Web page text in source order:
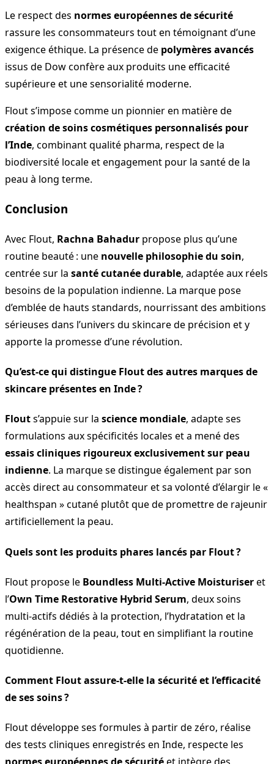
Le respect des normes européennes de sécurité
rassure les consommateurs tout en témoignant d’une
exigence éthique. La présence de polymères avancés
issus de Dow confère aux produits une efficacité
supérieure et une sensorialité moderne.
Flout s’impose comme un pionnier en matière de
création de soins cosmétiques personnalisés pour
l’Inde, combinant qualité pharma, respect de la
biodiversité locale et engagement pour la santé de la
peau à long terme.
Conclusion
Avec Flout, Rachna Bahadur propose plus qu’une
routine beauté : une nouvelle philosophie du soin,
centrée sur la santé cutanée durable, adaptée aux réels
besoins de la population indienne. La marque pose
d’emblée de hauts standards, nourrissant des ambitions
sérieuses dans l’univers du skincare de précision et y
apporte la promesse d’une révolution.
Qu’est-ce qui distingue Flout des autres marques de
skincare présentes en Inde ?
Flouts’appuie sur la science mondiale, adapte ses
formulations aux spécificités locales et a mené des
essais cliniques rigoureux exclusivement sur peau
indienne. La marque se distingue également par son
accès direct au consommateur et sa volonté d’élargir le «
healthspan » cutané plutôt que de promettre de rajeunir
artificiellement la peau.
Quels sont les produits phares lancés par Flout ?
Flout propose le Boundless Multi-Active Moisturiseret
l’Own Time Restorative Hybrid Serum, deux soins
multi-actifs dédiés à la protection, l’hydratation et la
régénération de la peau, tout en simplifiant la routine
quotidienne.
Comment Flout assure-t-elle la sécurité et l’efficacité
de ses soins ?
Flout développe ses formules à partir de zéro, réalise
des tests cliniques enregistrés en Inde, respecte les